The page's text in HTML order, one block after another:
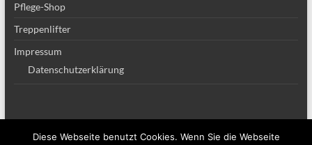
Pflege-Shop
Treppenlifter
Impressum
Datenschutzerklärung
Diese Webseite benutzt Cookies. Wenn Sie die Webseite